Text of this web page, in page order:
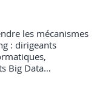
les mécanismes
: dirigeants
Big Data…